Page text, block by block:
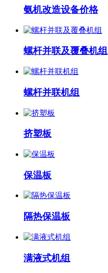
氨机改造设备价格
螺杆并联及覆叠机组
螺杆并联机组
挤塑板
保温板
隔热保温板
满液式机组